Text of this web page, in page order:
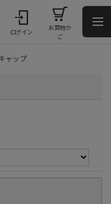
ログイン
お買物か
ご
ャップ